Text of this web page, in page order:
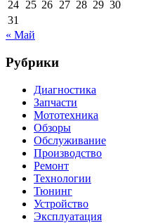
24 25 26 27 28 29 30
31
« Май
Рубрики
Диагностика
Запчасти
Мототехника
Обзоры
Обслуживание
Производство
Ремонт
Технологии
Тюнинг
Устройство
Эксплуатация